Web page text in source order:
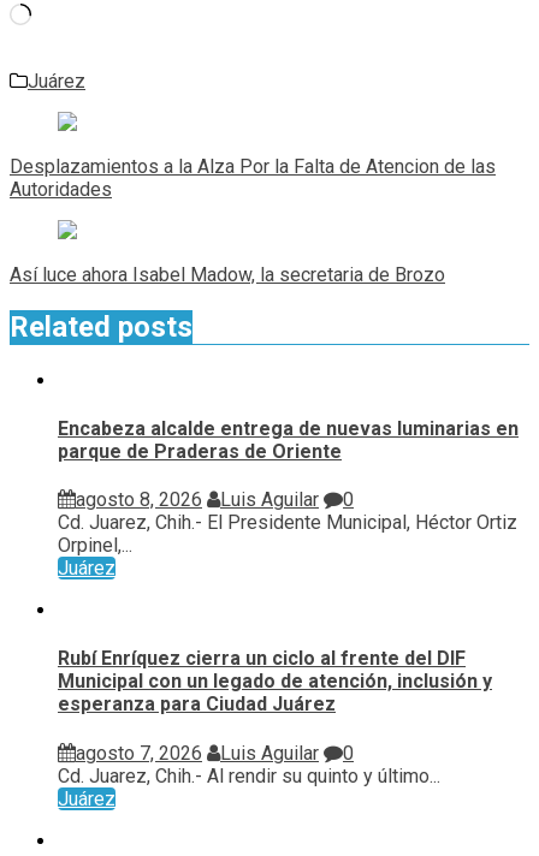
Cargando...
Juárez
Navegación
de
entradas
Desplazamientos a la Alza Por la Falta de Atencion de las
Autoridades
Así luce ahora Isabel Madow, la secretaria de Brozo
Related posts
Encabeza alcalde entrega de nuevas luminarias en
parque de Praderas de Oriente
agosto 8, 2026 Luis Aguilar
0
Cd. Juarez, Chih.- El Presidente Municipal, Héctor Ortiz
Orpinel,...
Juárez
Rubí Enríquez cierra un ciclo al frente del DIF
Municipal con un legado de atención, inclusión y
esperanza para Ciudad Juárez
agosto 7, 2026 Luis Aguilar
0
Cd. Juarez, Chih.- Al rendir su quinto y último...
Juárez